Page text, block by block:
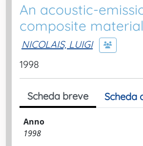
An acoustic-
composite
NICOLAIS, LUIGI
1998
Scheda breve Scheda
Anno
1998